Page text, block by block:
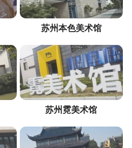
苏州本色美术馆
苏州霓美术馆